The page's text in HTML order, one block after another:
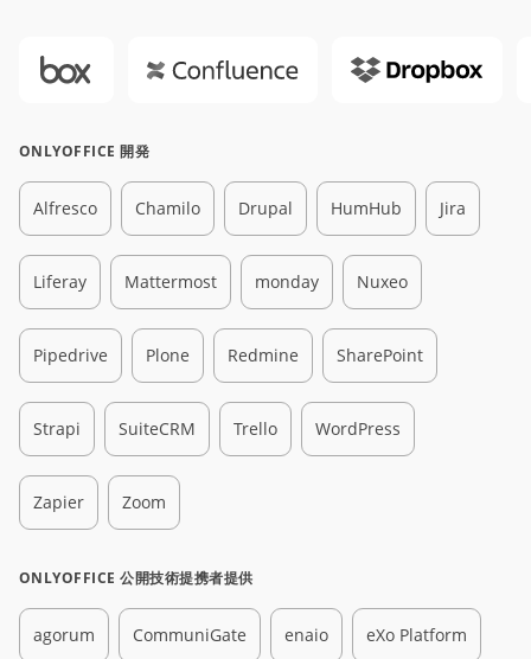
ONLYOFFICE 開発
Alfresco Chamilo Drupal HumHub Jira
Liferay Mattermost monday Nuxeo
Pipedrive Plone Redmine SharePoint
Strapi SuiteCRM Trello WordPress
Zapier Zoom
ONLYOFFICE 公開技術提携者提供
agorum CommuniGate enaio eXo Platform